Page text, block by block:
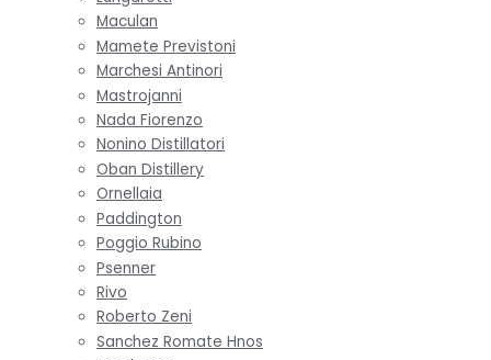
Maculan
Mamete Previstoni
Marchesi Antinori
Mastrojanni
Nada Fiorenzo
Nonino Distillatori
Oban Distillery
Ornellaia
Paddington
Poggio Rubino
Psenner
Rivo
Roberto Zeni
Sanchez Romate Hnos